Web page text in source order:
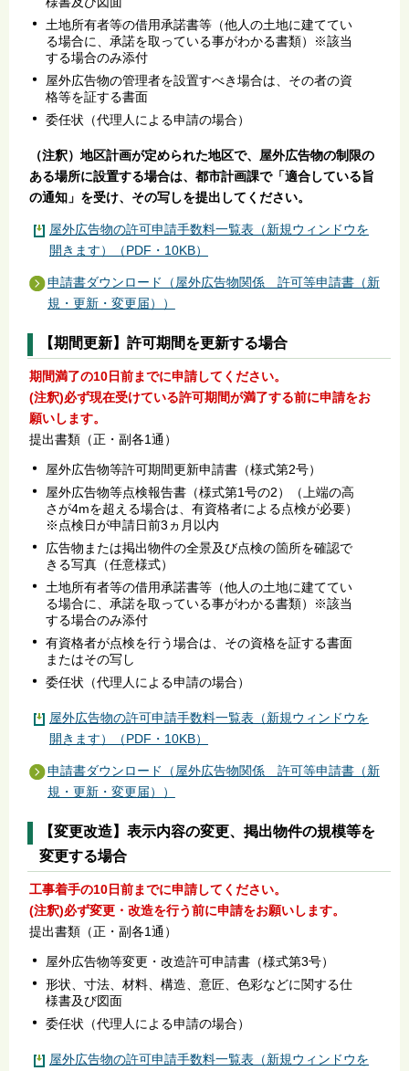
土地所有者等の借用承諾書等（他人の土地に建ててい
る場合に、承諾を取っている事がわかる書類）※該当
する場合のみ添付
屋外広告物の管理者を設置すべき場合は、その者の資
格等を証する書面
委任状（代理人による申請の場合）
（注釈）地区計画が定められた地区で、屋外広告物の制限の
ある場所に設置する場合は、都市計画課で「適合している旨
の通知」を受け、その写しを提出してください。
屋外広告物の許可申請手数料一覧表（新規ウィンドウを
開きます）（PDF・10KB）
申請書ダウンロード（屋外広告物関係 許可等申請書（新
規・更新・変更届））
【期間更新】許可期間を更新する場合
期間満了の10日前までに申請してください。
(注釈)必ず現在受けている許可期間が満了する前に申請をお
願いします。
提出書類（正・副各1通）
屋外広告物等許可期間更新申請書（様式第2号）
屋外広告物等点検報告書（様式第1号の2）（上端の高
さが4mを超える場合は、有資格者による点検が必要）
※点検日が申請日前3ヵ月以内
広告物または掲出物件の全景及び点検の箇所を確認で
きる写真（任意様式）
土地所有者等の借用承諾書等（他人の土地に建ててい
る場合に、承諾を取っている事がわかる書類）※該当
する場合のみ添付
有資格者が点検を行う場合は、その資格を証する書面
またはその写し
委任状（代理人による申請の場合）
屋外広告物の許可申請手数料一覧表（新規ウィンドウを
開きます）（PDF・10KB）
申請書ダウンロード（屋外広告物関係 許可等申請書（新
規・更新・変更届））
【変更改造】表示内容の変更、掲出物件の規模等を
変更する場合
工事着手の10日前までに申請してください。
(注釈)必ず変更・改造を行う前に申請をお願いします。
提出書類（正・副各1通）
屋外広告物等変更・改造許可申請書（様式第3号）
形状、寸法、材料、構造、意匠、色彩などに関する仕
様書及び図面
委任状（代理人による申請の場合）
屋外広告物の許可申請手数料一覧表（新規ウィンドウを